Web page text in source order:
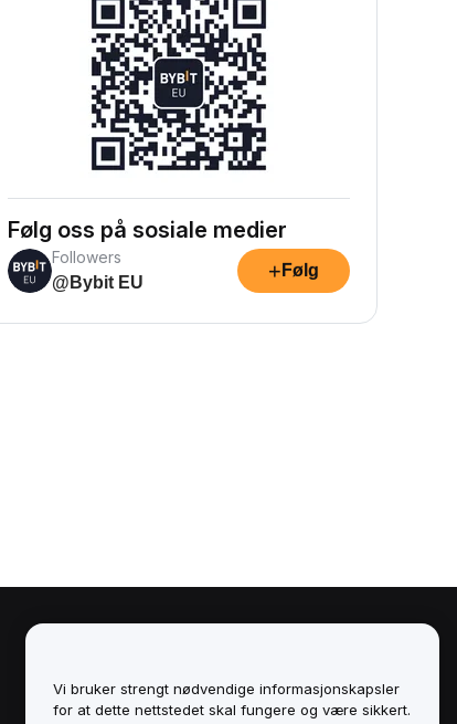
Følg oss på sosiale medier
Followers
@Bybit EU
+ Følg
Retningslinjer for
interessekonflikter
Vi bruker strengt nødvendige informasjonskapsler
for at dette nettstedet skal fungere og være sikkert.